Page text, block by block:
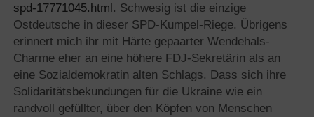
spd-17771045.html. Schwesig ist die einzige
Ostdeutsche in dieser SPD-Kumpel-Riege. Übrigens
erinnert mich ihr mit Härte gepaarter Wendehals-
Charme eher an eine höhere FDJ-Sekretärin als an
eine Sozialdemokratin alten Schlags. Dass sich ihre
Solidaritätsbekundungen für die Ukraine wie ein
randvoll gefüllter, über den Köpfen von Menschen